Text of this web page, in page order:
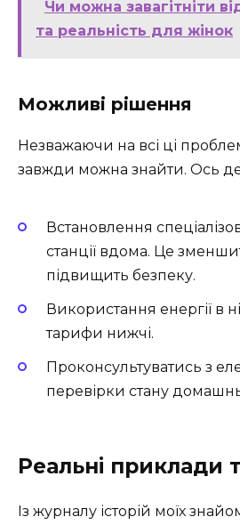
Чи можна завагітніти
та реальність для жінок
Можливі рішення
Незважаючи на всі ці
завжди можна знайти. Ось
Встановлення
станції вдома. Це
підвищить безпеку.
Використання енергії в
тарифи нижчі.
Проконсультуватись з
перевірки стану
Реальні приклади
Із журналу історій моїх